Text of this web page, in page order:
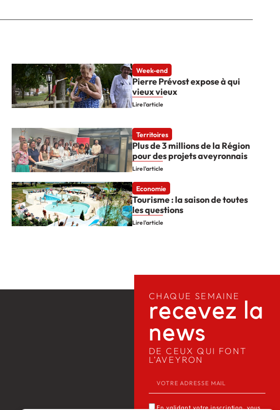
Week-end
Pierre Prévost expose à qui
vieux vieux
Lire l'article
Territoires
Plus de 3 millions de la Région
pour des projets aveyronnais
Lire l'article
Economie
Tourisme : la saison de toutes
les questions
Lire l'article
CHAQUE SEMAINE
recevez la
news​
DE CEUX QUI FONT
L’AVEYRON
En validant votre inscription, vous